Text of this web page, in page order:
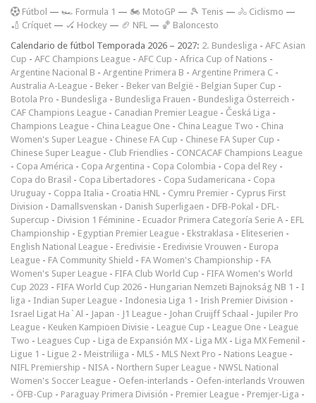
Fútbol — 🏎️ Formula 1 — 🏍 MotoGP — 🎾 Tenis — 🚴 Ciclismo —
🏏 Críquet — 🏑 Hockey — 🏈 NFL — 🏀 Baloncesto
Calendario de fútbol Temporada 2026 – 2027: 2. Bundesliga - AFC Asian
Cup - AFC Champions League - AFC Cup - Africa Cup of Nations -
Argentine Nacional B - Argentine Primera B - Argentine Primera C -
Australia A-League - Beker - Beker van België - Belgian Super Cup -
Botola Pro - Bundesliga - Bundesliga Frauen - Bundesliga Österreich -
CAF Champions League - Canadian Premier League - Česká Liga -
Champions League - China League One - China League Two - China
Women's Super League - Chinese FA Cup - Chinese FA Super Cup -
Chinese Super League - Club Friendlies - CONCACAF Champions League
- Copa América - Copa Argentina - Copa Colombia - Copa del Rey -
Copa do Brasil - Copa Libertadores - Copa Sudamericana - Copa
Uruguay - Coppa Italia - Croatia HNL - Cymru Premier - Cyprus First
Division - Damallsvenskan - Danish Superligaen - DFB-Pokal - DFL-
Supercup - Division 1 Féminine - Ecuador Primera Categoría Serie A - EFL
Championship - Egyptian Premier League - Ekstraklasa - Eliteserien -
English National League - Eredivisie - Eredivisie Vrouwen - Europa
League - FA Community Shield - FA Women's Championship - FA
Women's Super League - FIFA Club World Cup - FIFA Women's World
Cup 2023 - FIFA World Cup 2026 - Hungarian Nemzeti Bajnokság NB 1 - I
liga - Indian Super League - Indonesia Liga 1 - Irish Premier Division -
Israel Ligat Ha`Al - Japan - J1 League - Johan Cruijff Schaal - Jupiler Pro
League - Keuken Kampioen Divisie - League Cup - League One - League
Two - Leagues Cup - Liga de Expansión MX - Liga MX - Liga MX Femenil -
Ligue 1 - Ligue 2 - Meistriliiga - MLS - MLS Next Pro - Nations League -
NIFL Premiership - NISA - Northern Super League - NWSL National
Women's Soccer League - Oefen-interlands - Oefen-interlands Vrouwen
- ÖFB-Cup - Paraguay Primera División - Premier League - Premjer-Liga -